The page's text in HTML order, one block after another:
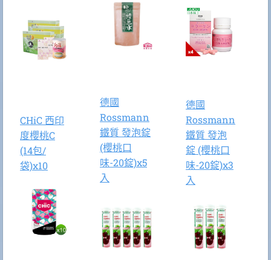
CHiC 西印
度櫻桃C
(14包/
袋)x10
德國
Rossmann
鐵質 發泡錠
(櫻桃口
味-20錠)x5
入
德國
Rossmann
鐵質 發泡
錠 (櫻桃口
味-20錠)x3
入